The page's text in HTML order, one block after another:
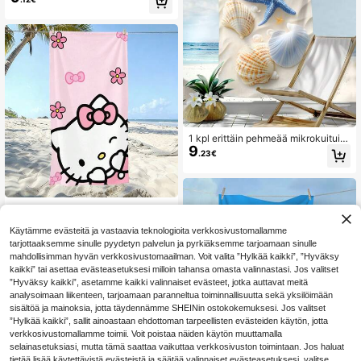
yyhe, erittäin imukykyinen ja ei irto
un
1 kpl sarjakuvakuosinen pyyhe – sö
tämätön! Monikäyttöinen pyyhe, so
pii käsipyyhkeenä, kylpypyyhkeen
ä tai rantapyyhkeenä. Pehmeästä,
mukavasta ja nopeasti kuivuvasta
kankaasta valmistettu, loistava vali
nta juhlakoristukseksi tai huomaav
aisaksi lahjaksi ystäville ja perheell
e.
4.93€
1 kpl erittäin pehmeää mikrokuituist
a imukykyistä rantapyyhettä meritä
hti- ja simpukkakuviolla, sopii uimis
isustukseen, rantatarvikkeisiin
9.23€
Käytämme evästeitä ja vastaavia teknologioita verkkosivustomallamme
tarjottaaksemme sinulle pyydetyn palvelun ja pyrkiäksemme tarjoamaan sinulle
mahdollisimman hyvän verkkosivustomaailman. Voit valita ”Hylkää kaikki”, ”Hyväksy
kaikki” tai asettaa evästeasetuksesi milloin tahansa omasta valinnastasi. Jos valitset
”Hyväksy kaikki”, asetamme kaikki valinnaiset evästeet, jotka auttavat meitä
analysoimaan liikenteen, tarjoamaan paranneltua toiminnallisuutta sekä yksilöimään
sisältöä ja mainoksia, jotta täydennämme SHEINin ostokokemuksesi. Jos valitset
”Hylkää kaikki”, sallit ainoastaan ehdottoman tarpeellisten evästeiden käytön, jotta
verkkosivustomallamme toimii. Voit poistaa näiden käytön muuttamalla
selainasetuksiasi, mutta tämä saattaa vaikuttaa verkkosivuston toimintaan. Jos haluat